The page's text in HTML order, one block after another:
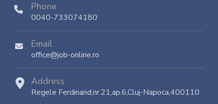
Phone
0040-733074180
Email
office@job-online.ro
Address
Regele Ferdinand,nr.21,ap.6,Cluj-Napoca,400110